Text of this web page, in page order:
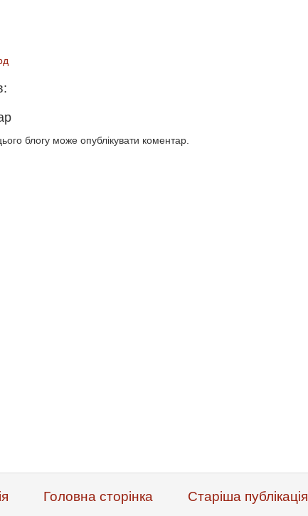
блогу може опублікувати коментар.
Старіша публікація
Головна сторінка